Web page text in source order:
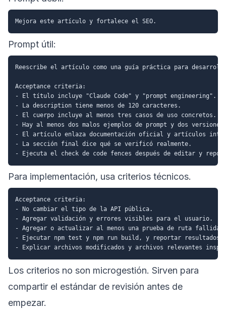
Prompt útil:
Reescribe el artículo como una guía práctica para
Acceptance criteria:
- El título incluye "Claude Code" y "prompt engineering".
- La description tiene menos de 120 caracteres.
- El cuerpo incluye al menos tres casos de uso concretos.
- Hay al menos dos malos ejemplos de prompt y dos versiones
- El artículo enlaza documentación oficial y artículos
- La sección final dice qué se verificó realmente.
Para implementación, usa criterios técnicos.
Acceptance criteria:
- No cambiar el tipo de la API pública.
- Agregar validación y errores visibles para el usuario.
- Agregar o actualizar al menos una prueba de ruta fallida.
- Ejecutar npm test y npm run build, y reportar resultados.
Los criterios no son microgestión. Sirven para
compartir el estándar de revisión antes de
empezar.